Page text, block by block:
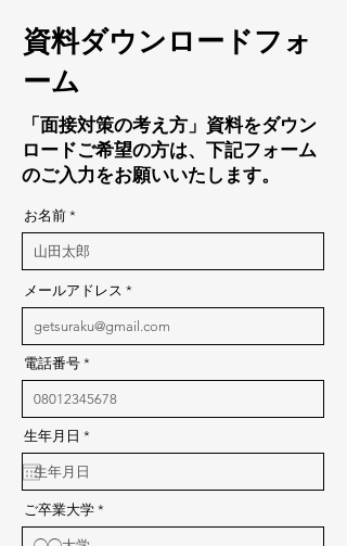
資料ダウンロードフォ
ーム
「面接対策の考え方」資料をダウン
ロードご希望の方は、下記フォーム
のご入力をお願いいたします。
お名前
メールアドレス
電話番号
生年月日 *
e
i
r
ご卒業大学